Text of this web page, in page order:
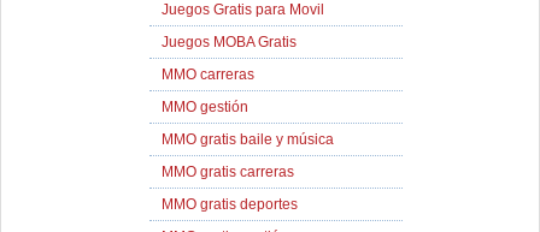
Juegos Gratis para Movil
Juegos MOBA Gratis
MMO carreras
MMO gestión
MMO gratis baile y música
MMO gratis carreras
MMO gratis deportes